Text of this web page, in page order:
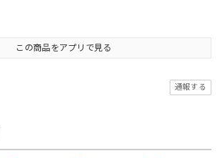
この商品をアプリで見る
通報する